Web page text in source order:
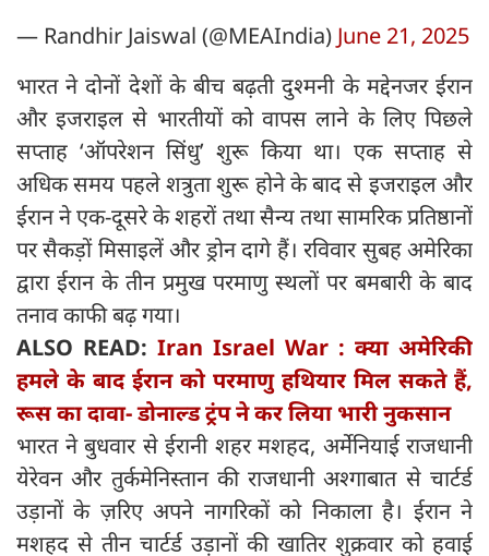
— Randhir Jaiswal (@MEAIndia) June 21, 2025
भारत ने दोनों देशों के बीच बढ़ती दुश्मनी के मद्देनजर ईरान
और इजराइल से भारतीयों को वापस लाने के लिए पिछले
सप्ताह ‘ऑपरेशन सिंधु’ शुरू किया था। एक सप्ताह से
अधिक समय पहले शत्रुता शुरू होने के बाद से इजराइल और
ईरान ने एक-दूसरे के शहरों तथा सैन्य तथा सामरिक प्रतिष्ठानों
पर सैकड़ों मिसाइलें और ड्रोन दागे हैं। रविवार सुबह अमेरिका
द्वारा ईरान के तीन प्रमुख परमाणु स्थलों पर बमबारी के बाद
तनाव काफी बढ़ गया।
ALSO READ: Iran Israel War : क्या अमेरिकी
हमले के बाद ईरान को परमाणु हथियार मिल सकते हैं,
रूस का दावा- डोनाल्ड ट्रंप ने कर लिया भारी नुकसान
भारत ने बुधवार से ईरानी शहर मशहद, अर्मेनियाई राजधानी
येरेवन और तुर्कमेनिस्तान की राजधानी अश्गाबात से चार्टर्ड
उड़ानों के ज़रिए अपने नागरिकों को निकाला है। ईरान ने
मशहद से तीन चार्टर्ड उड़ानों की खातिर शुक्रवार को हवाई